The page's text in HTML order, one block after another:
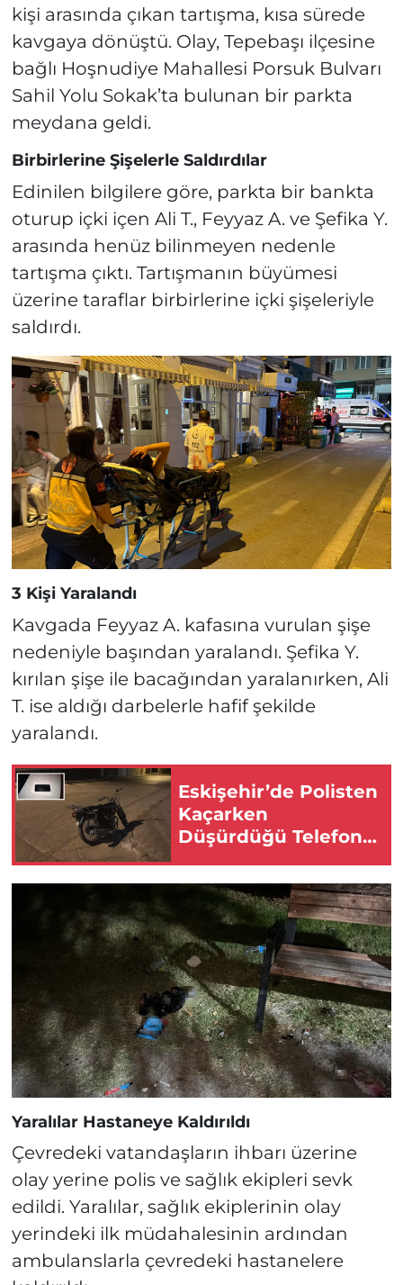
kişi arasında çıkan tartışma, kısa sürede
kavgaya dönüştü. Olay, Tepebaşı ilçesine
bağlı Hoşnudiye Mahallesi Porsuk Bulvarı
Sahil Yolu Sokak’ta bulunan bir parkta
meydana geldi.
Birbirlerine Şişelerle Saldırdılar
Edinilen bilgilere göre, parkta bir bankta
oturup içki içen Ali T., Feyyaz A. ve Şefika Y.
arasında henüz bilinmeyen nedenle
tartışma çıktı. Tartışmanın büyümesi
üzerine taraflar birbirlerine içki şişeleriyle
saldırdı.
3 Kişi Yaralandı
Kavgada Feyyaz A. kafasına vurulan şişe
nedeniyle başından yaralandı. Şefika Y.
kırılan şişe ile bacağından yaralanırken, Ali
T. ise aldığı darbelerle hafif şekilde
yaralandı.
Eskişehir’de Polisten
Kaçarken
Düşürdüğü Telefon
Yaralılar Hastaneye Kaldırıldı
Çevredeki vatandaşların ihbarı üzerine
olay yerine polis ve sağlık ekipleri sevk
edildi. Yaralılar, sağlık ekiplerinin olay
yerindeki ilk müdahalesinin ardından
ambulanslarla çevredeki hastanelere